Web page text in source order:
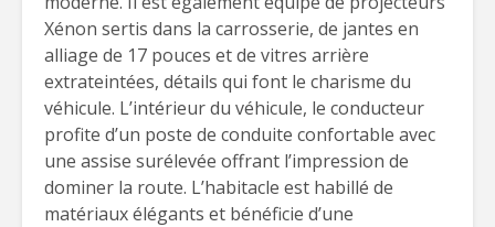
Xénon sertis dans la carrosserie, de jantes en
alliage de 17 pouces et de vitres arrière
extrateintées, détails qui font le charisme du
véhicule. L’intérieur du véhicule, le conducteur
profite d’un poste de conduite confortable avec
une assise surélevée offrant l’impression de
dominer la route. L’habitacle est habillé de
matériaux élégants et bénéficie d’une